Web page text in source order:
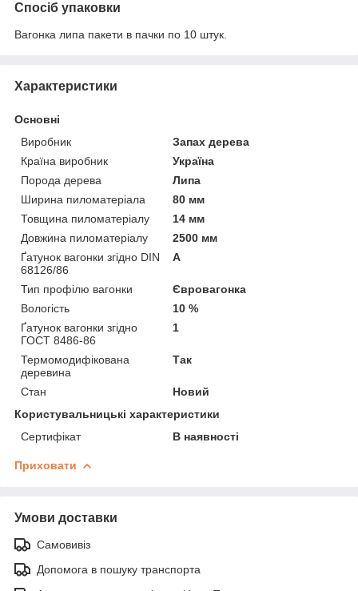
Спосіб упаковки
Вагонка липа пакети в пачки по 10 штук.
Характеристики
Основні
Виробник
Запах дерева
Країна виробник
Україна
Порода дерева
Липа
Ширина пиломатеріала
80 мм
Товщина пиломатеріалу
14 мм
Довжина пиломатеріалу
2500 мм
Ґатунок вагонки згідно DIN
68126/86
А
Тип профілю вагонки
Євровагонка
Вологість
10 %
Ґатунок вагонки згідно
ГОСТ 8486-86
1
Термомодифікована
деревина
Так
Стан
Новий
Користувальницькі характеристики
Сертифікат
В наявності
Приховати
Умови доставки
Самовивіз
Допомога в пошуку транспорта